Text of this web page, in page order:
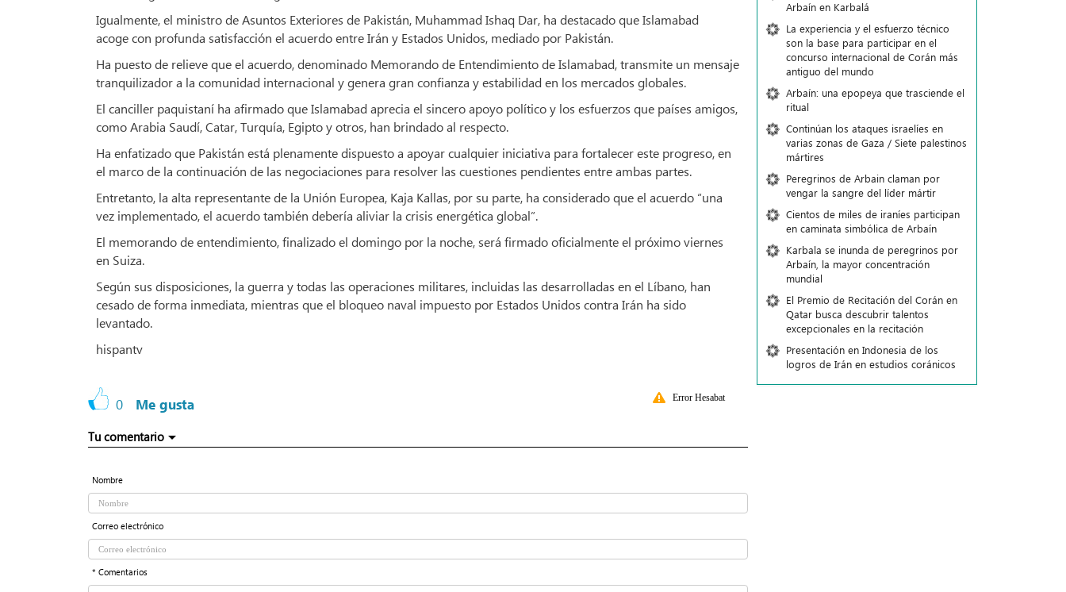
Igualmente, el ministro de Asuntos Exteriores de Pakistán, Muhammad Ishaq Dar, ha destacado que Islamabad
acoge con profunda satisfacción el acuerdo entre Irán y Estados Unidos, mediado por Pakistán.
Ha puesto de relieve que el acuerdo, denominado Memorando de Entendimiento de Islamabad, transmite un mensaje
tranquilizador a la comunidad internacional y genera gran confianza y estabilidad en los mercados globales.
El canciller paquistaní ha afirmado que Islamabad aprecia el sincero apoyo político y los esfuerzos que países amigos,
como Arabia Saudí, Catar, Turquía, Egipto y otros, han brindado al respecto.
Ha enfatizado que Pakistán está plenamente dispuesto a apoyar cualquier iniciativa para fortalecer este progreso, en
el marco de la continuación de las negociaciones para resolver las cuestiones pendientes entre ambas partes.
Entretanto, la alta representante de la Unión Europea, Kaja Kallas, por su parte, ha considerado que el acuerdo “una
vez implementado, el acuerdo también debería aliviar la crisis energética global”.
El memorando de entendimiento, finalizado el domingo por la noche, será firmado oficialmente el próximo viernes
en Suiza.
Según sus disposiciones, la guerra y todas las operaciones militares, incluidas las desarrolladas en el Líbano, han
cesado de forma inmediata, mientras que el bloqueo naval impuesto por Estados Unidos contra Irán ha sido
levantado.
hispantv
0 Me gusta Error Hesabat
Tu comentario
Nombre
Correo electrónico
* Comentarios
Arbaín en Karbalá
La experiencia y el esfuerzo técnico
son la base para participar en el
concurso internacional de Corán más
antiguo del mundo
Arbaín: una epopeya que trasciende el
ritual
Continúan los ataques israelíes en
varias zonas de Gaza / Siete palestinos
mártires
Peregrinos de Arbain claman por
vengar la sangre del líder mártir
Cientos de miles de iraníes participan
en caminata simbólica de Arbaín
Karbala se inunda de peregrinos por
Arbaín, la mayor concentración
mundial
El Premio de Recitación del Corán en
Qatar busca descubrir talentos
excepcionales en la recitación
Presentación en Indonesia de los
logros de Irán en estudios coránicos